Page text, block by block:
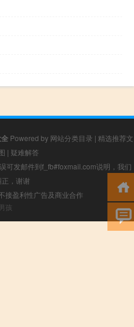
Powered by 网站分类目录 | 精选推荐文
| 疑难解答
可发邮件到f_fb#foxmail.com说明，我们
，谢谢
接盈利性广告及商业合作
孩